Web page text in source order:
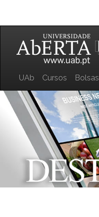
UAb Cursos Bolsas